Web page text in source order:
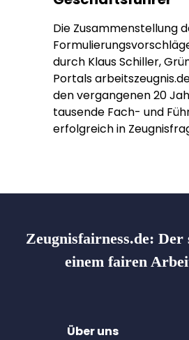
Die Zusammenstellung
durch Klaus Schiller,
Portals
den vergangenen 20
tausende Fach- und
erfolgreich in
Zeugnisfairness.de: Der
einem fairen
Über uns